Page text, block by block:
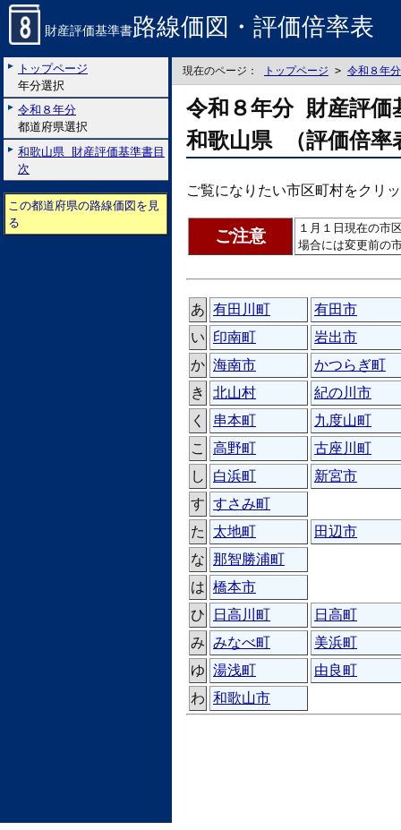
財産評価基準書路線価図・評価倍率表
トップページ
年分選択
令和８年分
都道府県選択
和歌山県 財産評価基準書目
次
この都道府県の路線価図を見
る
現在のページ： トップページ > 令和８年分
令和８年分 財産評価
和歌山県 （評価倍率
ご覧になりたい市区町村をクリ
ご注意
１月１日現在の市
場合には変更前の
あ 有田川町
有田市
い 印南町
岩出市
か 海南市
かつらぎ町
き
北山村
紀の川市
く
串本町
九度山町
こ
高野町
古座川町
し
白浜町
新宮市
す すさみ町
た
太地町
田辺市
な 那智勝浦町
は 橋本市
ひ
日高川町
日高町
み みなべ町
美浜町
ゆ 湯浅町
由良町
わ 和歌山市